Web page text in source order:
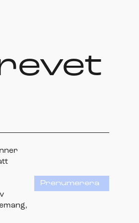
Prenumerera